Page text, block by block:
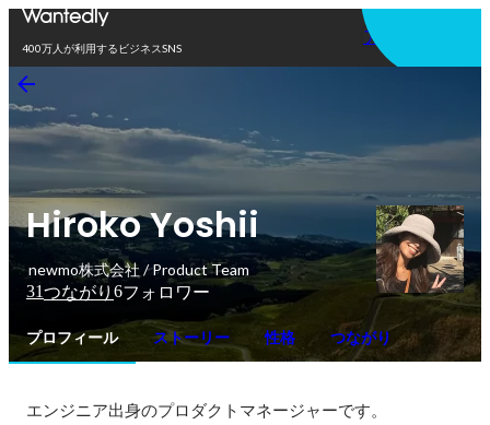
400万人が利用するビジネスSNS
アプリを使う
Hiroko Yoshii
newmo株式会社 / Product Team
31つながり 6フォロワー
プロフィール ストーリー 性格 つながり
エンジニア出身のプロダクトマネージャーです。